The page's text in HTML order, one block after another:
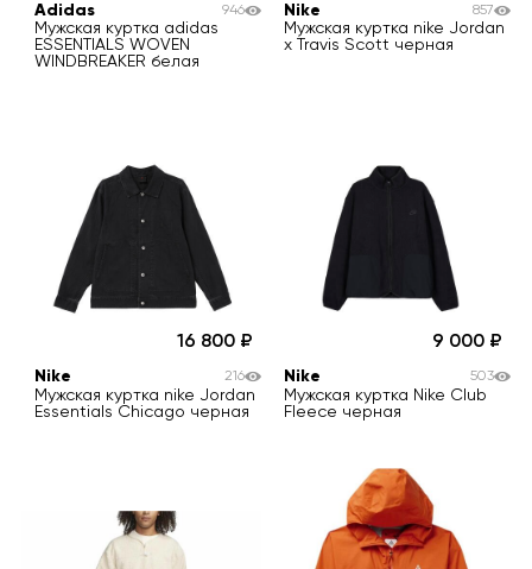
Adidas
Мужская куртка adidas
ESSENTIALS WOVEN
WINDBREAKER белая
946
Nike
Мужская куртка nike Jordan
x Travis Scott черная
857
16 800
Nike
Мужская куртка nike Jordan
Essentials Chicago черная
216
9 000
Nike
Мужская куртка Nike Club
Fleece черная
503